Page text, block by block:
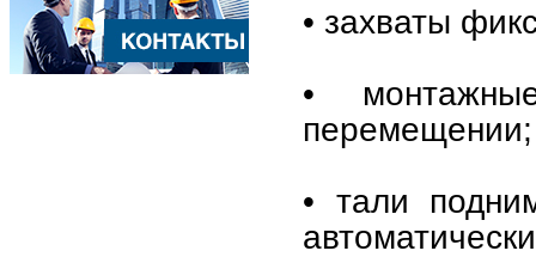
• захваты
•
перемещении;
• тали